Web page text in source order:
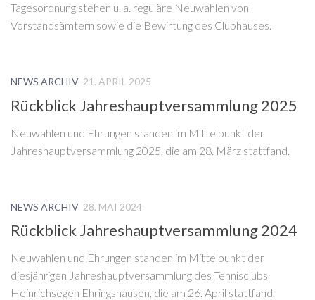
Tagesordnung stehen u. a. reguläre Neuwahlen von
Vorstandsämtern sowie die Bewirtung des Clubhauses.
NEWS ARCHIV 21. APRIL 2025
Rückblick Jahreshauptversammlung 2025
Neuwahlen und Ehrungen standen im Mittelpunkt der
Jahreshauptversammlung 2025, die am 28. März stattfand.
NEWS ARCHIV 28. MAI 2024
Rückblick Jahreshauptversammlung 2024
Neuwahlen und Ehrungen standen im Mittelpunkt der
diesjährigen Jahreshauptversammlung des Tennisclubs
Heinrichsegen Ehringshausen, die am 26. April stattfand.